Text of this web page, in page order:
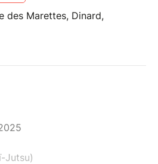
des Marettes, Dinard,
Jutsu)